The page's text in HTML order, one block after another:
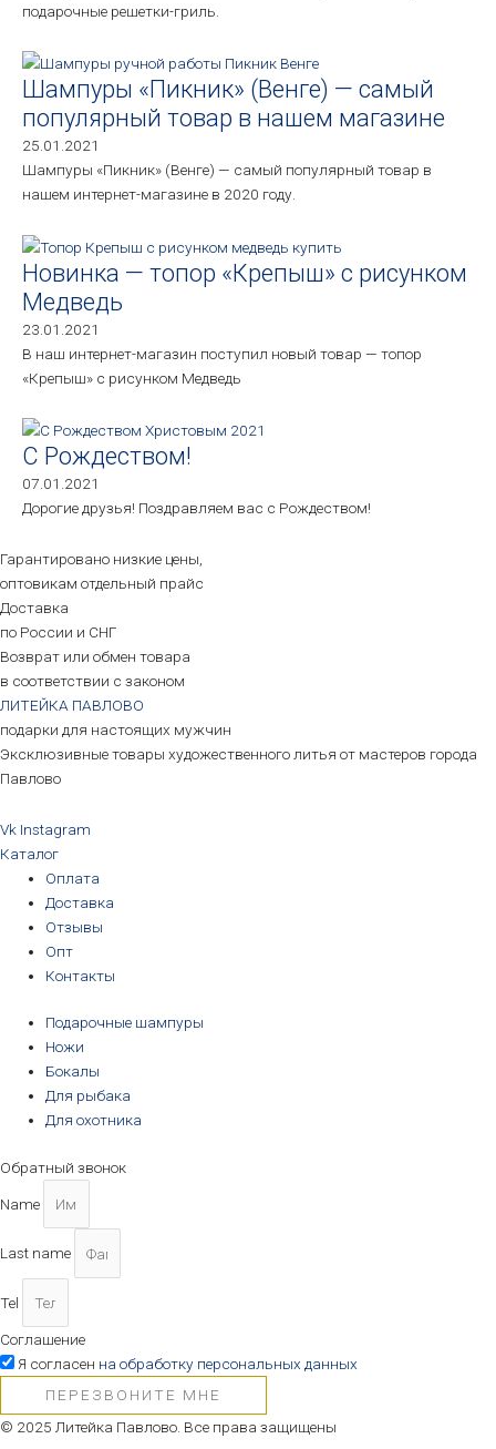
подарочные решетки-гриль.
Шампуры «Пикник» (Венге) — самый
популярный товар в нашем магазине
25.01.2021
Шампуры «Пикник» (Венге) — самый популярный товар в
нашем интернет-магазине в 2020 году.
Новинка — топор «Крепыш» с рисунком
Медведь
23.01.2021
В наш интернет-магазин поступил новый товар — топор
«Крепыш» с рисунком Медведь
С Рождеством!
07.01.2021
Дорогие друзья! Поздравляем вас с Рождеством!
Гарантировано низкие цены,
оптовикам отдельный прайс
Доставка
по России и СНГ
Возврат или обмен товара
в соответствии с законом
ЛИТЕЙКА ПАВЛОВО
подарки для настоящих мужчин
Эксклюзивные товары художественного литья от мастеров города
Павлово
Vk Instagram
Каталог
Оплата
Доставка
Отзывы
Опт
Контакты
Подарочные шампуры
Ножи
Бокалы
Для рыбака
Для охотника
Обратный звонок
Name
Last name
Tel
Соглашение
Я согласен на обработку персональных данных
ПЕРЕЗВОНИТЕ МНЕ
© 2025 Литейка Павлово. Все права защищены